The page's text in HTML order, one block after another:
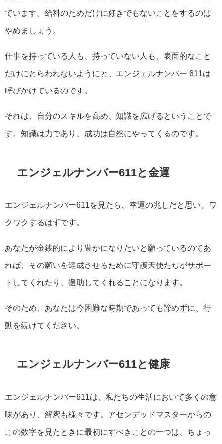
ています。給料のためだけに好きでもないことをするのは
やめましょう。
仕事を持っている人も、持っていない人も、表面的なこと
だけにとらわれないようにと、エンジェルナンバー 611は
呼びかけているのです。
それは、自分のスキルを高め、知識を広げるということで
す。知識は力であり、成功は自然にやってくるのです。
エンジェルナンバー611と金運
エンジェルナンバー611を見たら、幸運の兆しだと思い、ワ
クワクするはずです。
あなたが金銭的により豊かになりたいと願っているのであ
れば、その願いを達成させるために守護天使たちがサポー
トしてくれたり、援助してくれることになります。
そのため、あなたは今困難な時期であっても諦めずに、行
動を続けてください。
エンジェルナンバー611と健康
エンジェルナンバー611は、私たちの生活において多くの意
味があり、解釈も様々です。アセンデッドマスターからの
この数字を見たときに最初にすべきことの一つは、ちょっ